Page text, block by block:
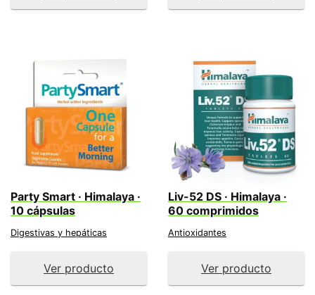
Party Smart · Himalaya ·
10 cápsulas
Digestivas y hepáticas
Ver producto
Liv-52 DS · Himalaya ·
60 comprimidos
Antioxidantes
Ver producto